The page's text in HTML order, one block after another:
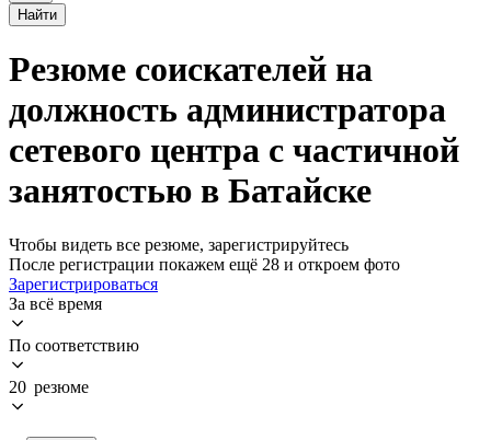
Найти
Резюме соискателей на
должность администратора
сетевого центра с частичной
занятостью в Батайске
Чтобы видеть все резюме, зарегистрируйтесь
После регистрации покажем ещё 28 и откроем фото
Зарегистрироваться
За всё время
По соответствию
20 резюме